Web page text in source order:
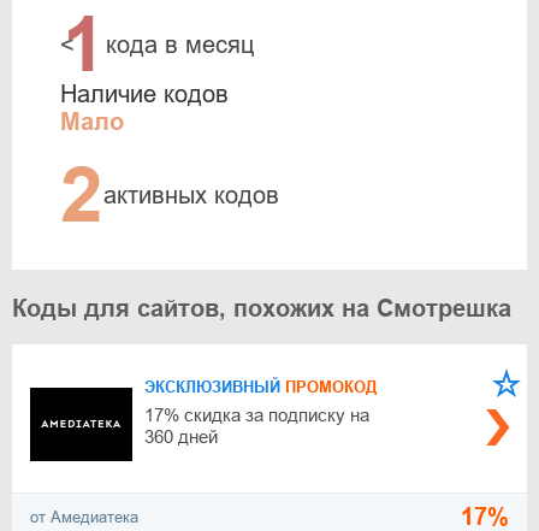
<
1 кода в месяц
Наличие кодов
Мало
2активных кодов
Коды для сайтов, похожих на Смотрешка
ЭКСКЛЮЗИВНЫЙ ПРОМОКОД
17% скидка за подписку на
360 дней
от Амедиатека 17%